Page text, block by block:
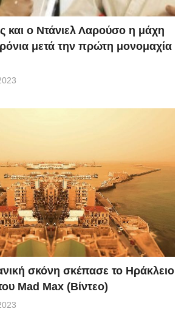
και ο Ντάνιελ Λαρούσο η μάχη
μετά την πρώτη μονομαχία
σκόνη σκέπασε το Ηράκλειο
Mad Max (Βίντεο)